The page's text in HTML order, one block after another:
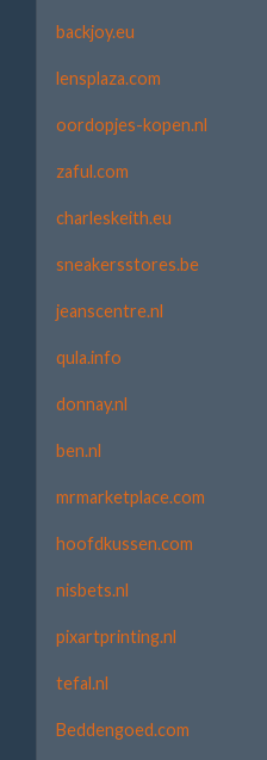
backjoy.eu
lensplaza.com
oordopjes-kopen.nl
zaful.com
charleskeith.eu
sneakersstores.be
jeanscentre.nl
qula.info
donnay.nl
ben.nl
mrmarketplace.com
hoofdkussen.com
nisbets.nl
pixartprinting.nl
tefal.nl
Beddengoed.com